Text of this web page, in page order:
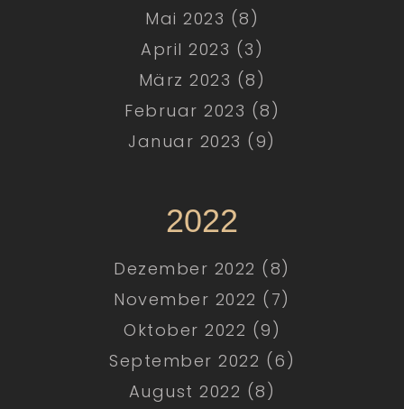
Mai 2023 (8)
April 2023 (3)
März 2023 (8)
Februar 2023 (8)
Januar 2023 (9)
2022
Dezember 2022 (8)
November 2022 (7)
Oktober 2022 (9)
September 2022 (6)
August 2022 (8)